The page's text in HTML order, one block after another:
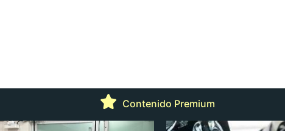
Contenido Premium